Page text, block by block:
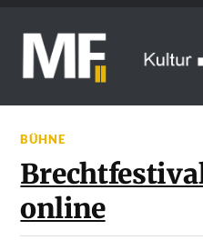
BÜHNE
online